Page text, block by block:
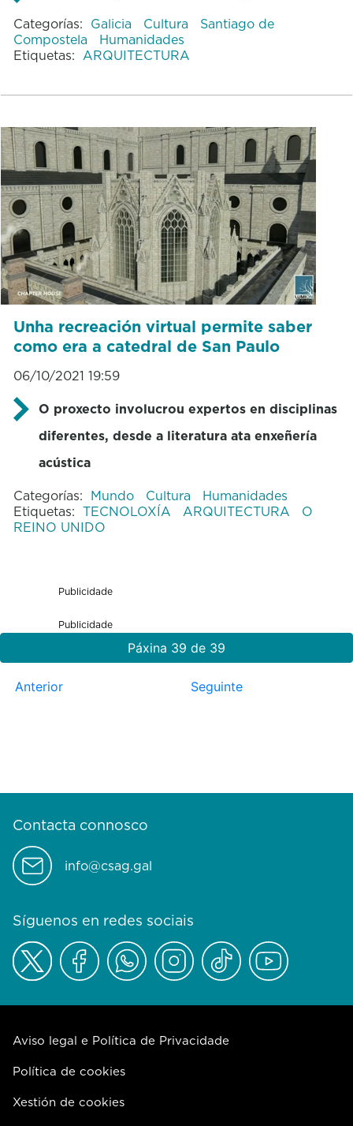
Categorías: Galicia Cultura
Santiago de
Compostela
Humanidades
Etiquetas: ARQUITECTURA
Unha recreación virtual permite saber
como era a catedral de San Paulo
06/10/2021 19:59
O proxecto involucrou expertos en disciplinas
diferentes, desde a literatura ata enxeñería
acústica
Categorías: Mundo Cultura
Humanidades
Etiquetas: TECNOLOXÍA ARQUITECTURA
O
REINO UNIDO
Publicidade
Publicidade
Páxina 39 de 39
Anterior Seguinte
Contacta connosco
info@csag.gal
Síguenos en redes sociais
Aviso legal e Política de Privacidade
Política de cookies
Xestión de cookies